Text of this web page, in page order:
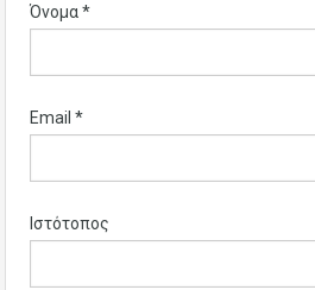
Όνομα*
Email *
Ιστότοπος